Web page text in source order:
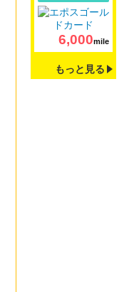
6,000mile
もっと見る